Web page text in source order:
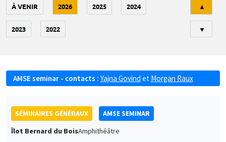
À VENIR 2026 2025 2024
2023 2022
▲
▼
AMSE seminar - contacts : Yajna Govind et Morgan Raux
SÉMINAIRES GÉNÉRAUX
AMSE SEMINAR
Îlot Bernard du BoisAmphithéâtre